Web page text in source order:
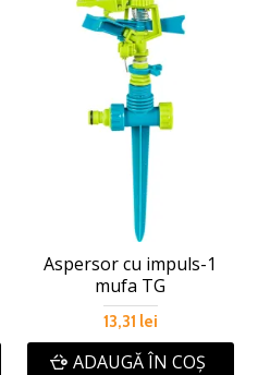
Aspersor cu impuls-1
mufa TG
13,31 lei
ADAUGĂ ÎN COŞ